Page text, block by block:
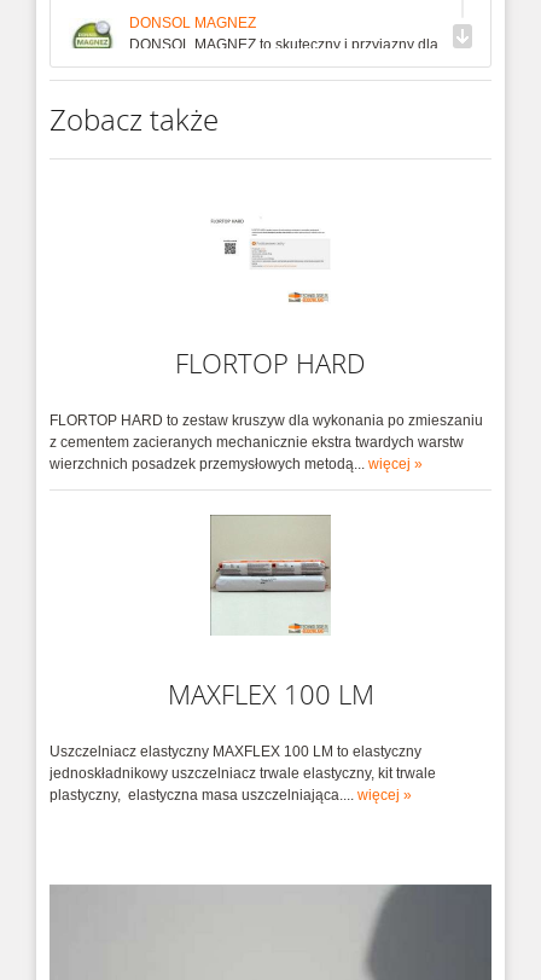
DONSOL MAGNEZ
DONSOL MAGNEZ to skuteczny i przyjazny dla
środowiska środek do o...
Farba fotokatalityczna TITANIUM FA
Wodorozcieńczalna farba fotokatalityczna
FARBA AKRYLOWO SILIKONOWA DO BETONU
Wyrób jest wodorozcieńczalną farbą akrylowo-
SILANIT W
Grzybobójcza specjalistyczna farba do
Zobacz także
FLORTOP HARD
FLORTOP HARD to zestaw kruszyw dla wykonania po zmieszaniu
z cementem zacieranych mechanicznie ekstra twardych warstw
wierzchnich posadzek przemysłowych metodą... więcej »
MAXFLEX 100 LM
Uszczelniacz elastyczny MAXFLEX 100 LM to elastyczny
jednoskładnikowy uszczelniacz trwale elastyczny, kit trwale
plastyczny, elastyczna masa uszczelniająca.... więcej »